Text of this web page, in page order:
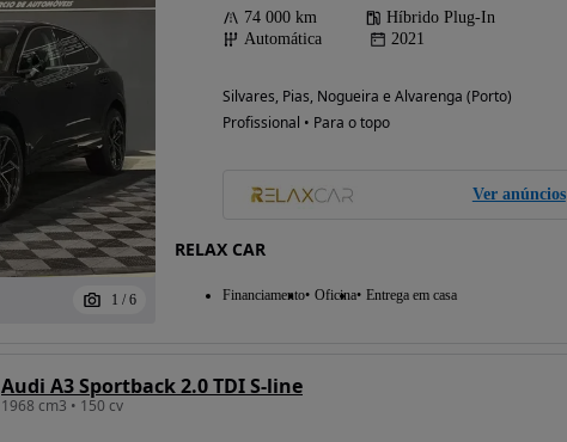
1 / 6
74 000 km
Híbrido Plug-In
Automática
2021
Silvares, Pias, Nogueira e Alvarenga (Porto)
Profissional • Para o topo
Ver anúncios
RELAX CAR
Financiamento Oficina Entrega em casa
Audi A3 Sportback 2.0 TDI S-line
1968 cm3 • 150 cv